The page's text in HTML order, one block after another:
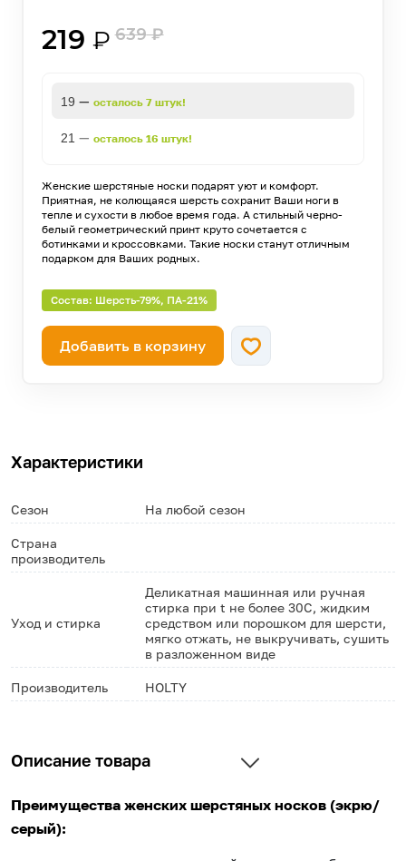
219 ₽ 639₽
19 — осталось 7 штук!
21 — осталось 16 штук!
Женские шерстяные носки подарят уют и комфорт.
Приятная, не колющаяся шерсть сохранит Ваши ноги в
тепле и сухости в любое время года. А стильный черно-
белый геометрический принт круто сочетается с
ботинками и кроссовками. Такие носки станут отличным
подарком для Ваших родных.
Состав: Шерсть-79%, ПА-21%
Добавить в корзину
Характеристики
Сезон На любой сезон
Страна
производитель
Уход и стирка
Деликатная машинная или ручная
стирка при t не более 30С, жидким
средством или порошком для шерсти,
мягко отжать, не выкручивать, сушить
в разложенном виде
Производитель HOLTY
Описание товара
Преимущества женских шерстяных носков (экрю/
серый):